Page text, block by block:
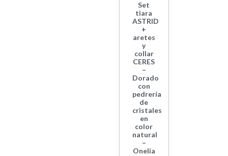
Set
tiara
ASTRID
+
aretes
y
collar
CERES
–
Dorado
con
pedrería
de
cristales
en
color
natural
–
Onelia